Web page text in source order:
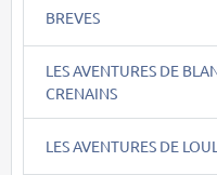
BREVES
LES AVENTURES DE
CRENAINS
LES AVENTURES DE